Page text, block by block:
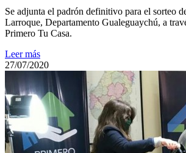
Se adjunta el padrón definitivo para el sorteo
Larroque, Departamento Gualeguaychú, a
Primero Tu Casa.
Leer más
27/07/2020